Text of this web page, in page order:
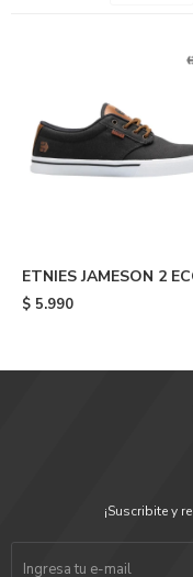
ETNIES JAMESON 2
Dark Grey/brown
$ 5.990
¡Suscribite y